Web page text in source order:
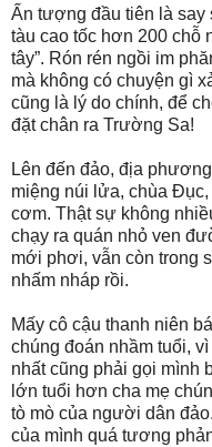
Ấn tượng đầu tiên là say
tàu cao tốc hơn 200 chỗ
tây”. Rón rén ngồi im
mà không có chuyện gì
cũng là lý do chính, để
đặt chân ra Trường Sa!
Lên đến đảo, địa
miệng núi lửa, chùa
cơm. Thật sự không
chạy ra quán nhỏ ven
mới phơi, vẫn còn trong
nhấm nháp rồi.
Mấy cô cậu thanh niên
chúng đoán nhầm tuổi,
nhất cũng phải gọi mình
lớn tuổi hơn cha mẹ
tò mò của người dân
của mình quá tương